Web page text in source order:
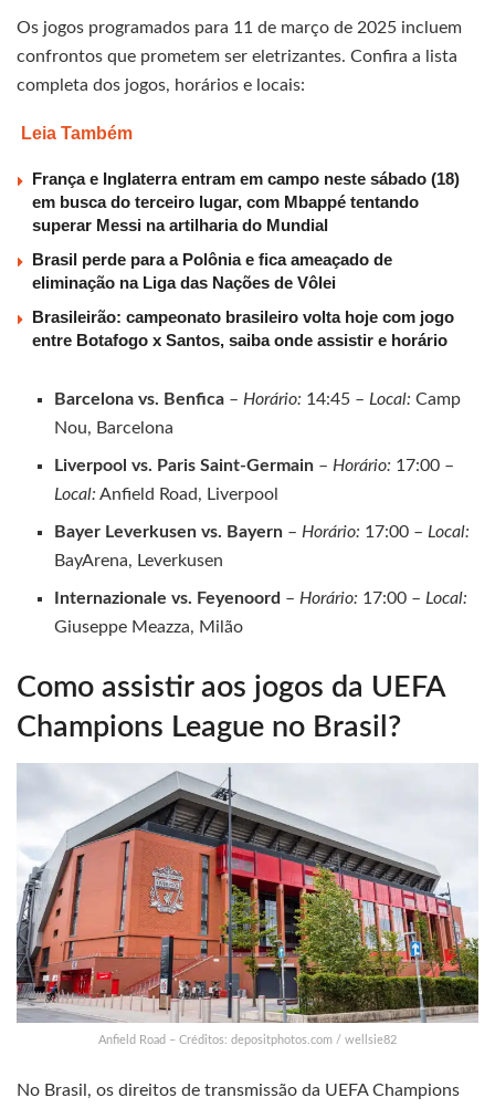
Os jogos programados para 11 de março de 2025 incluem
confrontos que prometem ser eletrizantes. Confira a lista
completa dos jogos, horários e locais:
Leia Também
França e Inglaterra entram em campo neste sábado (18)
em busca do terceiro lugar, com Mbappé tentando
superar Messi na artilharia do Mundial
Brasil perde para a Polônia e fica ameaçado de
eliminação na Liga das Nações de Vôlei
Brasileirão: campeonato brasileiro volta hoje com jogo
entre Botafogo x Santos, saiba onde assistir e horário
Barcelona vs. Benfica – Horário: 14:45 – Local: Camp
Nou, Barcelona
Liverpool vs. Paris Saint-Germain – Horário: 17:00 –
Local: Anfield Road, Liverpool
Bayer Leverkusen vs. Bayern – Horário: 17:00 – Local:
BayArena, Leverkusen
Internazionale vs. Feyenoord – Horário: 17:00 – Local:
Giuseppe Meazza, Milão
Como assistir aos jogos da UEFA
Champions League no Brasil?
Anfield Road – Créditos: depositphotos.com / wellsie82
No Brasil, os direitos de transmissão da UEFA Champions